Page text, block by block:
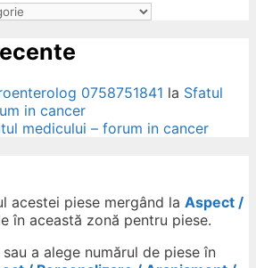
0758751841 la Sfatul
in cancer
medicului – forum in cancer
acestei piese mergând la Aspect /
în această zonă pentru piese.
a alege numărul de piese în